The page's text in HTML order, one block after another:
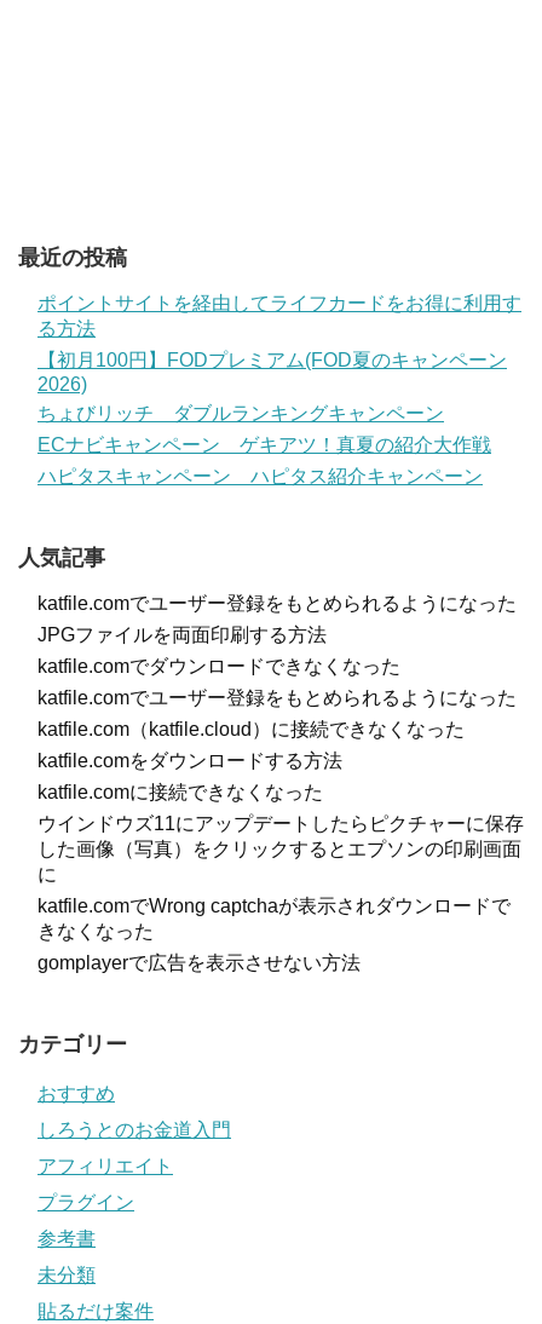
最近の投稿
ポイントサイトを経由してライフカードをお得に利用す
る方法
【初月100円】FODプレミアム(FOD夏のキャンペーン
2026)
ちょびリッチ ダブルランキングキャンペーン
ECナビキャンペーン ゲキアツ！真夏の紹介大作戦
ハピタスキャンペーン ハピタス紹介キャンペーン
人気記事
katfile.comでユーザー登録をもとめられるようになった
JPGファイルを両面印刷する方法
katfile.comでダウンロードできなくなった
katfile.comでユーザー登録をもとめられるようになった
katfile.com（katfile.cloud）に接続できなくなった
katfile.comをダウンロードする方法
katfile.comに接続できなくなった
ウインドウズ11にアップデートしたらピクチャーに保存
した画像（写真）をクリックするとエプソンの印刷画面
に
katfile.comでWrong captchaが表示されダウンロードで
きなくなった
gomplayerで広告を表示させない方法
カテゴリー
おすすめ
しろうとのお金道入門
アフィリエイト
プラグイン
参考書
未分類
貼るだけ案件